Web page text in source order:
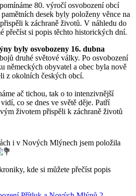
80. výročí osvobození obcí
desek byly položeny věnce na
k záchraně životů. V náhledu do
přečíst si popis těchto historických dní.
byly osvobozeny 16. dubna
druhé světové války. Po osvobození
německých obyvatel a obec byla nově
z okolních českých obcí.
ač tichou, tak o to intenzivnější
co se dnes ve světě děje. Patří
životem přispěli k záchraně životů
i v Nových Mlýnech jsem položila
kde si můžete přečíst popis